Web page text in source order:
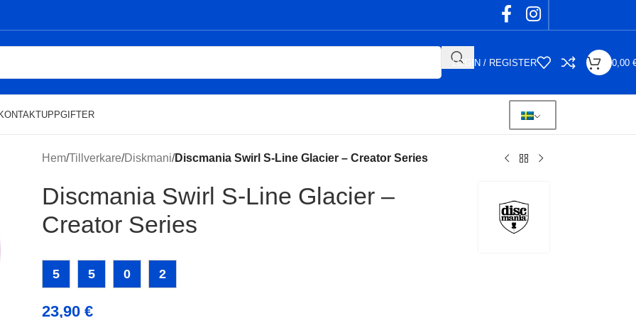
LOGIN / REGISTER 0,00
Hem/Tillverkare/Diskmani/Discmania Swirl S-Line Glacier – Creator Series
Discmania Swirl S-Line Glacier –
Creator Series
5 5 0 2
23,90 €